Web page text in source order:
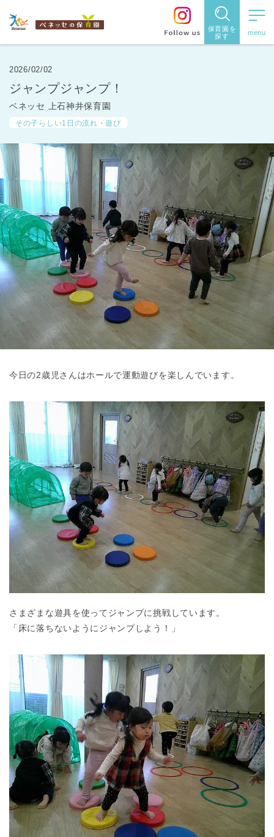
保育園を
探す
保育園を探す
名
す
都道府県
から探す
東京都
東京都 全域
2026/02/02
ジャンプジャンプ！
ベネッセ 上石神井保育園
その子らしい1日の流れ・遊び
今日の2歳児さんはホールで運動遊びを楽しんでいます。
さまざまな遊具を使ってジャンプに挑戦しています。
「床に落ちないようにジャンプしよう！」